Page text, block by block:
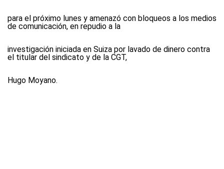
para el próximo lunes y amenazó con bloqueos a los medios
de comunicación, en repudio a la
investigación iniciada en Suiza por lavado de dinero contra
el titular del sindicato y de la CGT,
Hugo Moyano.